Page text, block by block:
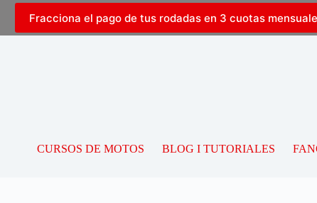
Fracciona el pago de tus rodadas en 3 cuotas
CURSOS DE MOTOS BLOG I TUTORIALES